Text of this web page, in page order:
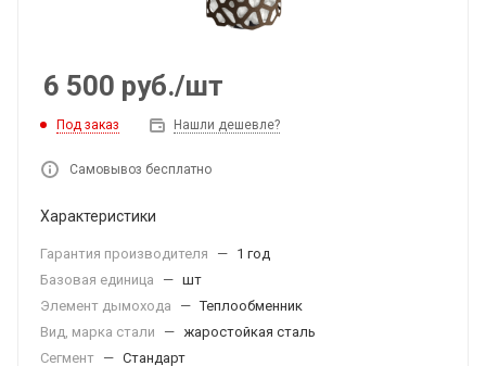
6 500 руб./шт
Под заказ Нашли дешевле?
Самовывоз бесплатно
Характеристики
Гарантия производителя — 1 год
Базовая единица
— шт
Элемент дымохода
— Теплообменник
Вид, марка стали
— жаростойкая сталь
Сегмент — Стандарт